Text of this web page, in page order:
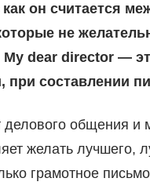
он считается
не
dear director —
при составлении
общения и
желать
грамотное